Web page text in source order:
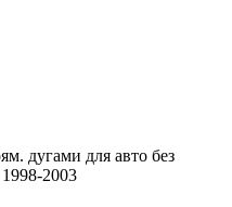
дугами для авто без
2003